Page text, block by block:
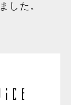
した。